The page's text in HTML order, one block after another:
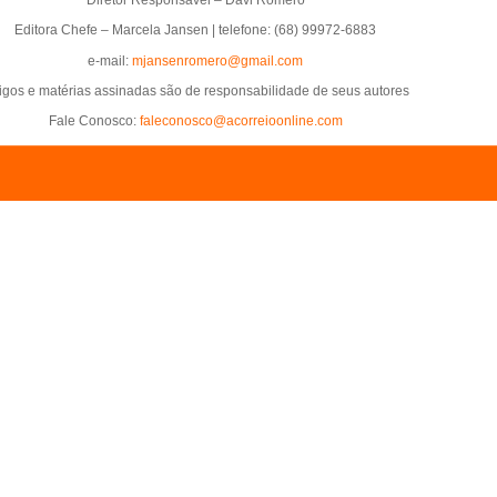
Editora Chefe – Marcela Jansen | telefone: (68) 99972-6883
e-mail: mjansenromero@gmail.com
e matérias assinadas são de responsabilidade de seus autores
Fale Conosco: faleconosco@acorreioonline.com